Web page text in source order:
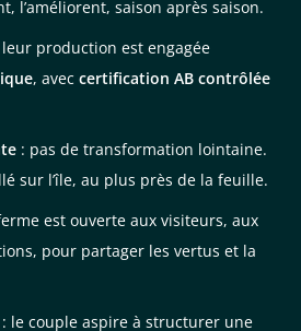
l’améliorent, saison après saison.
leur production est engagée
, avec certification AB contrôlée
: pas de transformation lointaine.
sur l’île, au plus près de la feuille.
est ouverte aux visiteurs, aux
pour partager les vertus et la
: le couple aspire à structurer une